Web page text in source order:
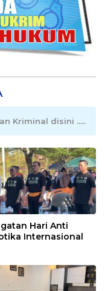
Kriminal disini .....
Hari Anti
Internasional